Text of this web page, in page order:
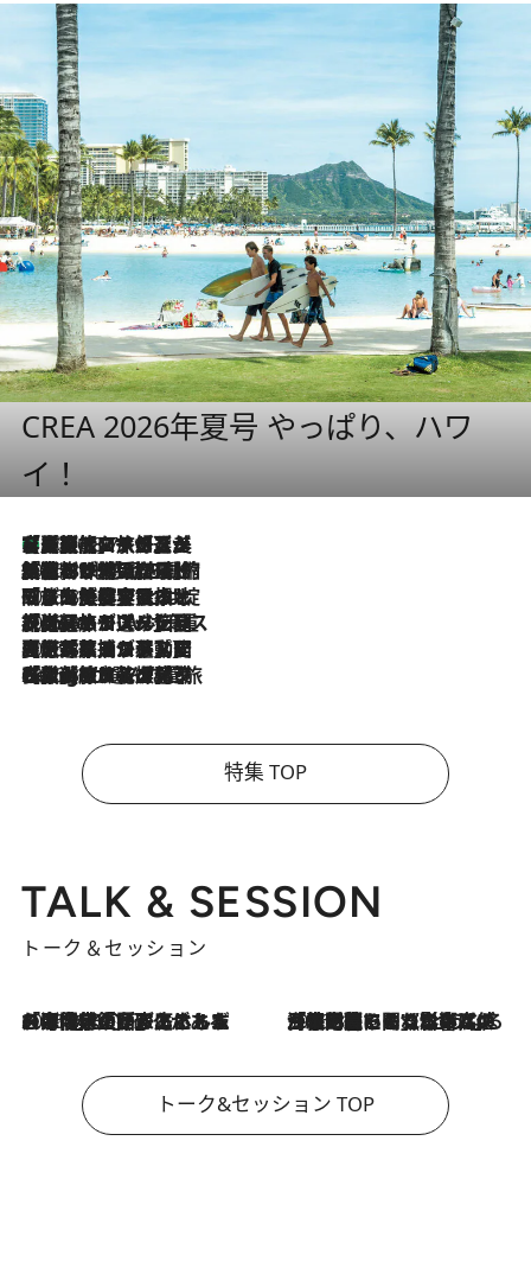
CREA 2026年夏号 やっぱり、ハワ
イ！
2026.8.7
【厳選旅コスメ】「多機能アイテムがメイン！」旅好き美容エディターが選んだ夏旅ベストコスメを発表【Mサイズジップ】
2026.8.6
「荷物が増えるほど旅ストレスは増す」美容ジャーナリストがたどり着いた最終結論。“化粧品を劇的に減らす”感動の凝縮美容とは
2026.8.6
「旅先には金髪ウィッグを持参」日本と同じメイクでは損してる!? 美容ジャーナリストが提案する“掟破りの旅美容”とは
2026.8.6
【厳選旅コスメ】「身軽さ＆UV対策重視！」ヘアアーティストshucoが選んだ夏旅ベストコスメを発表【Mサイズジップ】
2026.8.5
【厳選旅コスメ】国内をあちこち移動する河井菜摘が選んだ夏旅ベストコスメ発表！「リラックスアイテムはマスト」【Mサイズジップ】
2026.8.4
【厳選旅コスメ】「紫外線＆乾燥対策しながらメイク感も！」ヘア＆メイクGeorgeが選んだ夏旅ベストコスメを発表！【Mサイズジップ】
特集 TOP
TALK & SESSION
トーク＆セッション
2026.8.3
「今後値上げがあるとすれば…」「リスクがあるのは今年の冬」エネルギー専門家が語る、ホルムズ海峡封鎖が家庭にもたらす“ある心配” 2026.8.3
「住宅建てられない…」「サーチャージ料の高値が続いている」ホルムズ海峡封鎖による影響はいつまで続く？《エネルギー専門家に聞く“どうなる日本の暮らし”》
トーク&セッション TOP